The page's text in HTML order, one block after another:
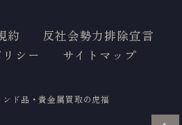
約
反社会勢力排除宣言
シー
サイトマップ
ド品・貴金属買取の虎福